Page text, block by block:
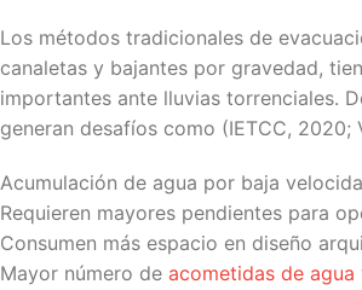
Los métodos tradicionales de
canaletas y bajantes por gravedad,
importantes ante lluvias torrenciales.
generan desafíos como (IETCC, 2020;
Acumulación de agua por baja
Requieren mayores pendientes para
Consumen más espacio en diseño
Mayor número de acometidas de agua